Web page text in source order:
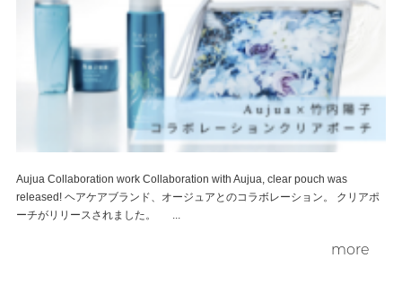
Aujua Collaboration work Collaboration with Aujua, clear pouch was
released! ヘアケアブランド、オージュアとのコラボレーション。 クリアポ
ーチがリリースされました。 ...
more